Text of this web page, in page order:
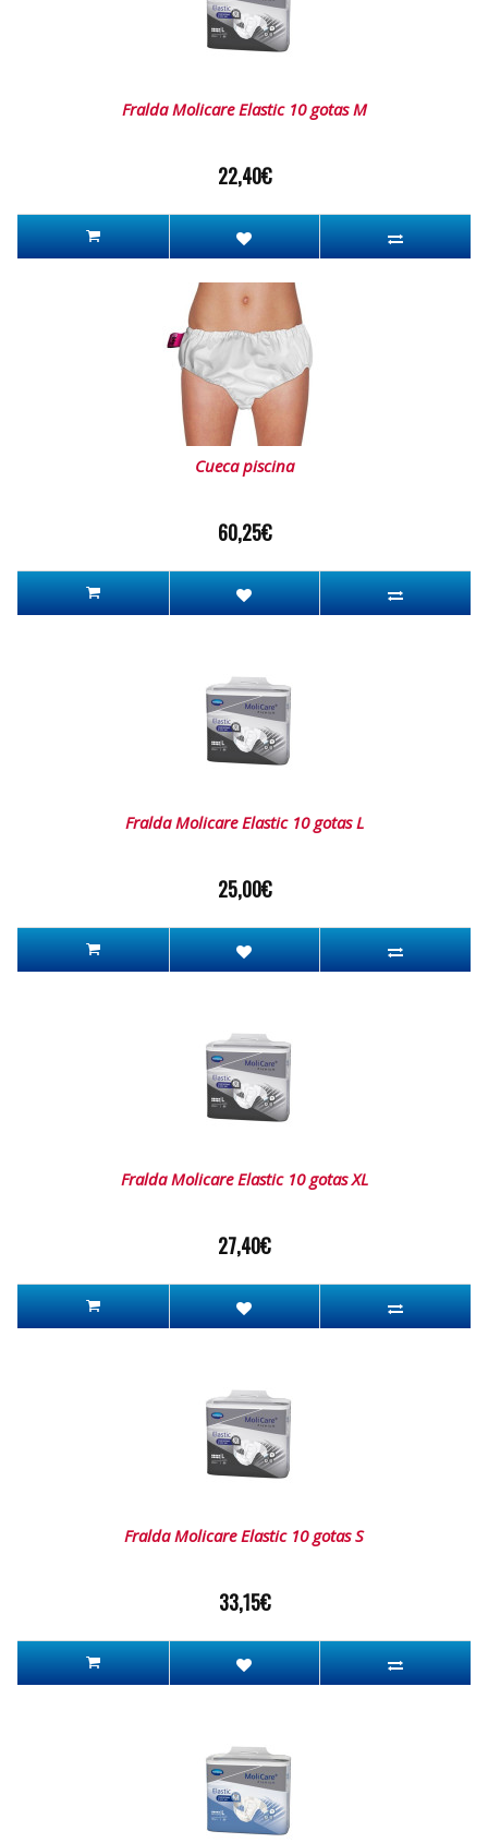
Fralda Molicare Elastic 10 gotas M
22,40€
Cueca piscina
60,25€
Fralda Molicare Elastic 10 gotas L
25,00€
Fralda Molicare Elastic 10 gotas XL
27,40€
Fralda Molicare Elastic 10 gotas S
33,15€